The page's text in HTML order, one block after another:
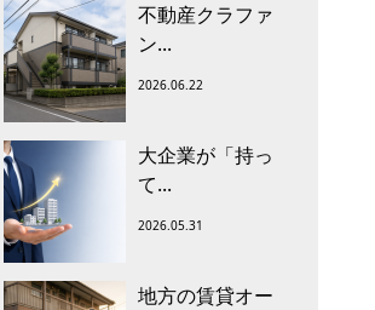
不動産クラファ
ン...
2026.06.22
大企業が「持っ
て...
2026.05.31
地方の賃貸オー